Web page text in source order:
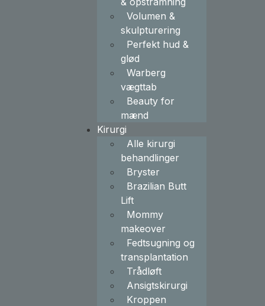
Volumen &
skulpturering
Perfekt hud &
glød
Warberg
vægttab
Beauty for
mænd
Kirurgi
Alle kirurgi
behandlinger
Bryster
Brazilian Butt
Lift
Mommy
makeover
Fedtsugning og
transplantation
Trådløft
Ansigtskirurgi
Kroppen